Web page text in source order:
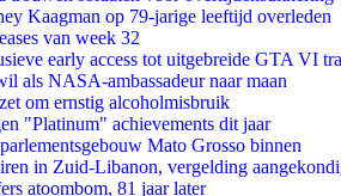
Kaagman op 79-jarige leeftijd overleden
van week 32
early access tot uitgebreide GTA VI
als NASA-ambassadeur naar maan
om ernstig alcoholmisbruik
"Platinum" achievements dit jaar
Mato Grosso binnen
in Zuid-Libanon, vergelding
atoombom, 81 jaar later